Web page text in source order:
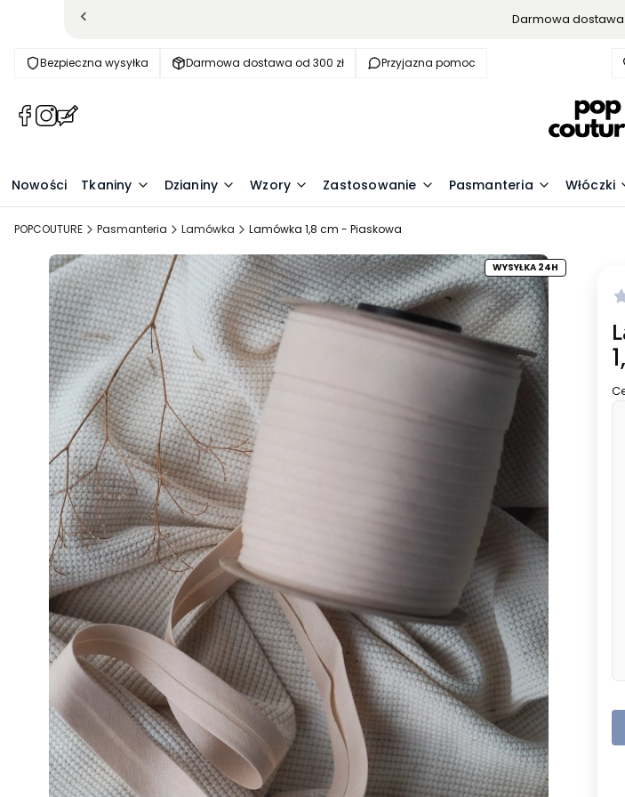
Darmowa dostawa
Bezpieczna wysyłka Darmowa dostawa od 300 zł Przyjazna pomoc
(Otwiera
nowej
(Otwiera
nowej
(Otwiera
nowej
Nowości Tkaniny Dzianiny Wzory Zastosowanie Pasmanteria Włóczki
POPCOUTURE Pasmanteria Lamówka Lamówka 1,8 cm - Piaskowa
WYSYŁKA 24H